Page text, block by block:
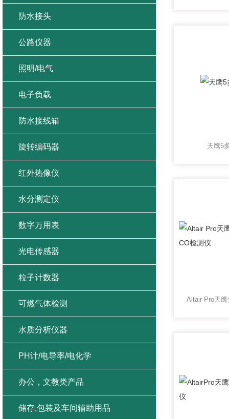
天鹰5
防水接头
公路仪器
照明/电气
电子负载
防水接线箱
旋转编码器
红外热像仪
水分测定仪
数字万用表
光电传感器
粒子计数器
可燃气体检测
水质分析仪器
PH计/电导率/电化学
办公，文教类产品
储存,包装及车间辅助用品